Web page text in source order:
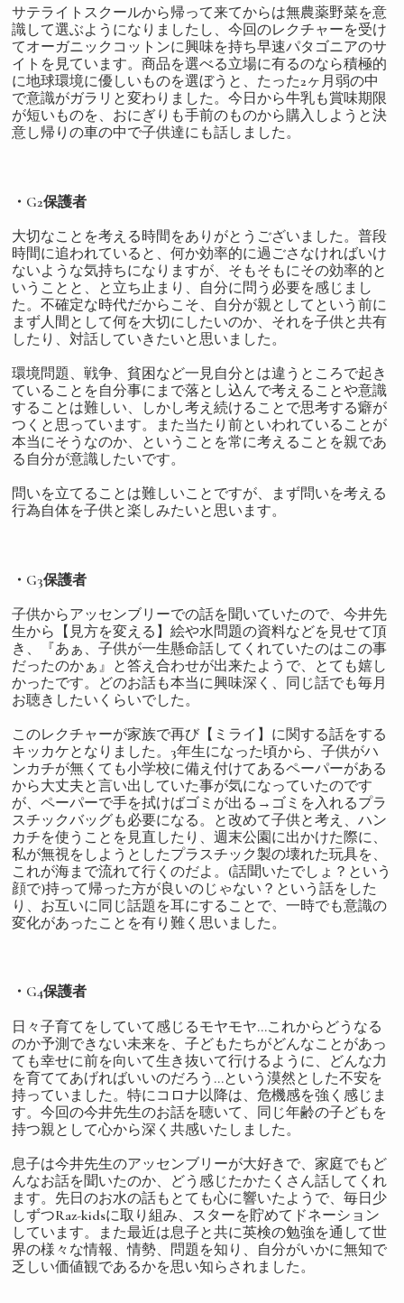
サテライトスクールから帰って来てからは無農薬野菜を意
識して選ぶようになりましたし、今回のレクチャーを受け
てオーガニックコットンに興味を持ち早速パタゴニアのサ
イトを見ています。商品を選べる立場に有るのなら積極的
に地球環境に優しいものを選ぼうと、たった2ヶ月弱の中
で意識がガラリと変わりました。今日から牛乳も賞味期限
が短いものを、おにぎりも手前のものから購入しようと決
意し帰りの車の中で子供達にも話しました。
・G2保護者
大切なことを考える時間をありがとうございました。普段
時間に追われていると、何か効率的に過ごさなければいけ
ないような気持ちになりますが、そもそもにその効率的と
いうことと、と立ち止まり、自分に問う必要を感じまし
た。不確定な時代だからこそ、自分が親としてという前に
まず人間として何を大切にしたいのか、それを子供と共有
したり、対話していきたいと思いました。
環境問題、戦争、貧困など一見自分とは違うところで起き
ていることを自分事にまで落とし込んで考えることや意識
することは難しい、しかし考え続けることで思考する癖が
つくと思っています。また当たり前といわれていることが
本当にそうなのか、ということを常に考えることを親であ
る自分が意識したいです。
問いを立てることは難しいことですが、まず問いを考える
行為自体を子供と楽しみたいと思います。
・G3保護者
子供からアッセンブリーでの話を聞いていたので、今井先
生から【見方を変える】絵や水問題の資料などを見せて頂
き、『あぁ、子供が一生懸命話してくれていたのはこの事
だったのかぁ』と答え合わせが出来たようで、とても嬉し
かったです。どのお話も本当に興味深く、同じ話でも毎月
お聴きしたいくらいでした。
このレクチャーが家族で再び【ミライ】に関する話をする
キッカケとなりました。3年生になった頃から、子供がハ
ンカチが無くても小学校に備え付けてあるペーパーがある
から大丈夫と言い出していた事が気になっていたのです
が、ペーパーで手を拭けばゴミが出る→ゴミを入れるプラ
スチックバッグも必要になる。と改めて子供と考え、ハン
カチを使うことを見直したり、週末公園に出かけた際に、
私が無視をしようとしたプラスチック製の壊れた玩具を、
これが海まで流れて行くのだよ。(話聞いたでしょ？という
顔で)持って帰った方が良いのじゃない？という話をした
り、お互いに同じ話題を耳にすることで、一時でも意識の
変化があったことを有り難く思いました。
・G4保護者
日々子育てをしていて感じるモヤモヤ…これからどうなる
のか予測できない未来を、子どもたちがどんなことがあっ
ても幸せに前を向いて生き抜いて行けるように、どんな力
を育ててあげればいいのだろう…という漠然とした不安を
持っていました。特にコロナ以降は、危機感を強く感じま
す。今回の今井先生のお話を聴いて、同じ年齢の子どもを
持つ親として心から深く共感いたしました。
息子は今井先生のアッセンブリーが大好きで、家庭でもど
んなお話を聞いたのか、どう感じたかたくさん話してくれ
ます。先日のお水の話もとても心に響いたようで、毎日少
しずつRaz-kidsに取り組み、スターを貯めてドネーション
しています。また最近は息子と共に英検の勉強を通して世
界の様々な情報、情勢、問題を知り、自分がいかに無知で
乏しい価値観であるかを思い知らされました。